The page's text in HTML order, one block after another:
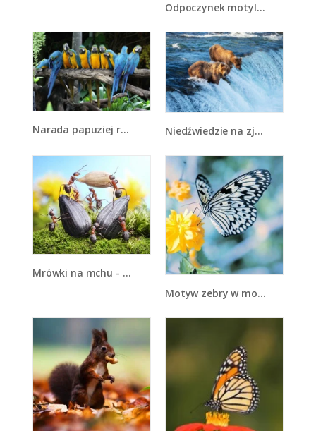
Odpoczynek motyli w słońcu - Z189
Narada papuziej rodziny - Z307 Niedźwiedzie na zjeżdżalni - Z213
Mrówki na mchu - Z331
Motyw zebry w motylu - Z010